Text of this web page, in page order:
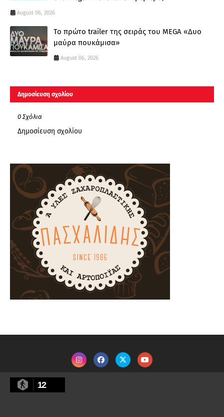
August 06, 2026
Το πρώτο trailer της σειράς του MEGA «Δυο
μαύρα πουκάμισα»
August 06, 2026
Δημοσίευση σχολίου
0 Σχόλια
Δημοσίευση σχολίου
12